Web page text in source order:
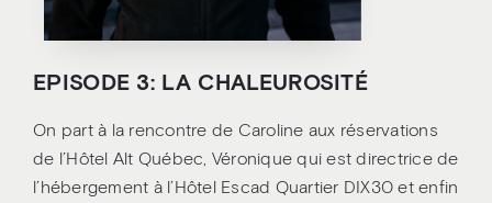
EPISODE 3: LA CHALEUROSITÉ
On part à la rencontre de Caroline aux réservations
de l’Hôtel Alt Québec, Véronique qui est directrice de
l’hébergement à l’Hôtel Escad Quartier DIX30 et enfin